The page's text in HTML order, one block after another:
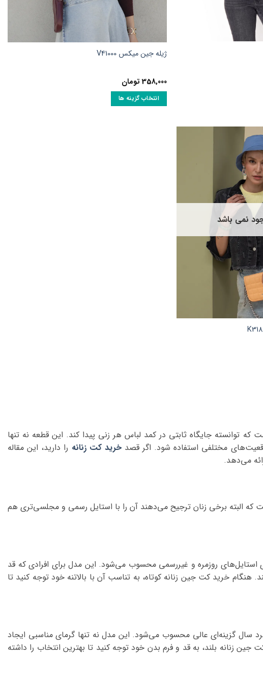
ژیله جین میکس V41000
358,000 تومان
انتخاب گزینه ها
نمی باشد
توانسته جایگاه ثابتی در کمد لباس هر زنی پیدا کند. این قطعه نه تنها
مختلفی استفاده شود. اگر قصدخرید کت زنانه را دارید، این مقاله
می‌دهد.
البته برخی زنان ترجیح می‌دهند آن را با استایل رسمی و مجلسی‌تری هم
استایل‌های روزمره و غیررسمی محسوب می‌شود. این مدل برای افرادی که قد
خرید کت جین زنانه کوتاه، به تناسب آن با بالاتنه خود توجه کنید تا
سال گزینه‌ای عالی محسوب می‌شود. این مدل نه تنها گرمای مناسبی ایجاد
بلند، به قد و فرم بدن خود توجه کنید تا بهترین انتخاب را داشته